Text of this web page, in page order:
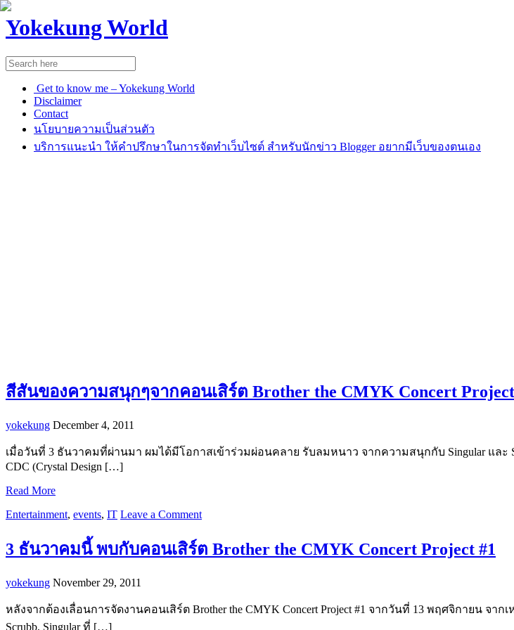
Yokekung World
Get to know me – Yokekung World
Disclaimer
Contact
นโยบายความเป็นส่วนตัว
บริการแนะนำ ให้คำปรึกษาในการจัดทำเว็บไซต์ สำหรับนักข่าว Blogger อยากมีเว็บของตนเอง
สีสันของความสนุกๆจากคอนเสิร์ต Brother the CMYK Concert Project
yokekung December 4, 2011
เมื่อวันที่ 3 ธันวาคมที่ผ่านมา ผมได้มีโอกาสเข้าร่วมผ่อนคลาย รับลมหนาว จากความสนุกกับ Singular และ
CDC (Crystal Design […]
Read More
Entertainment, events, IT Leave a Comment
3 ธันวาคมนี้ พบกับคอนเสิร์ต Brother the CMYK Concert Project #1
yokekung November 29, 2011
หลังจากต้องเลื่อนการจัดงานคอนเสิร์ต Brother the CMYK Concert Project #1 จากวันที่ 13 พฤศจิกายน
Scrubb, Singular ที่ […]